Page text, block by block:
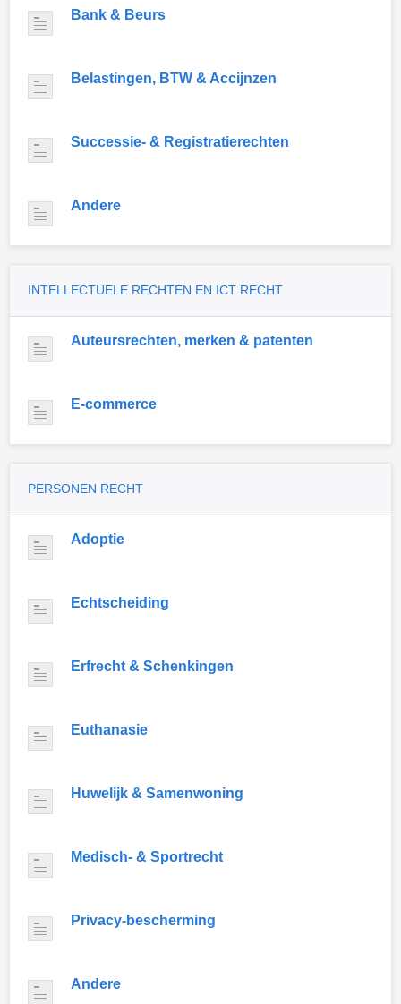
Bank & Beurs
Belastingen, BTW & Accijnzen
Successie- & Registratierechten
Andere
INTELLECTUELE RECHTEN EN ICT RECHT
Auteursrechten, merken & patenten
E-commerce
PERSONEN RECHT
Adoptie
Echtscheiding
Erfrecht & Schenkingen
Euthanasie
Huwelijk & Samenwoning
Medisch- & Sportrecht
Privacy-bescherming
Andere